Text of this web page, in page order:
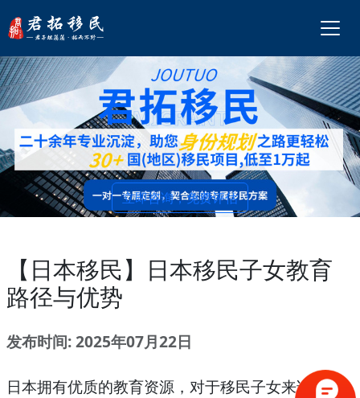
立即咨询，免费评估
【日本移民】日本移民子女教育
路径与优势
发布时间: 2025年07月22日
日本拥有优质的教育资源，对于移民子女来说，有